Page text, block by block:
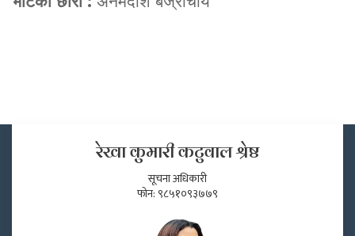
रेखा कुमारी कटुवाल श्रेष्ठ
सूचना अधिकारी
फोन: ९८५१०९३७७९